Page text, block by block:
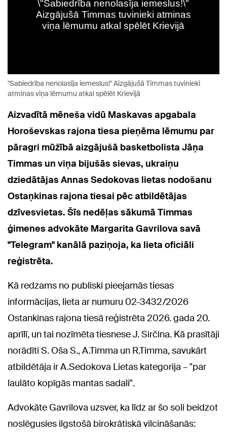
"Sabiedrība nenolasīja iemeslus!" Aizgājušā Timmas tuvinieki
atminas viņa lēmumu atkal spēlēt Krievijā
Aizvadītā mēneša vidū Maskavas apgabala
Horoševskas rajona tiesa pieņēma lēmumu par
pāragri mūžībā aizgājušā basketbolista Jāņa
Timmas un viņa bijušās sievas, ukraiņu
dziedātājas Annas Sedokovas lietas nodošanu
Ostaņkinas rajona tiesai pēc atbildētājas
dzīvesvietas. Šīs nedēļas sākumā Timmas
ģimenes advokāte Margarita Gavrilova savā
"Telegram" kanālā paziņoja, ka lieta oficiāli
reģistrēta.
Kā redzams no publiski pieejamās tiesas
informācijas, lieta ar numuru 02-3432/2026
Ostankinas rajona tiesā reģistrēta 2026. gada 20.
aprīlī, un tai nozīmēta tiesnese J. Sirčina. Kā prasītāji
norādīti S. Oša S., A.Timma un R.Timma, savukārt
atbildētāja ir A.Sedokova Lietas kategorija – "par
laulāto kopīgās mantas sadali".
Advokāte Gavrilova uzsver, ka līdz ar šo soli beidzot
noslēgusies ilgstošā birokrātiskā vilcināšanās: